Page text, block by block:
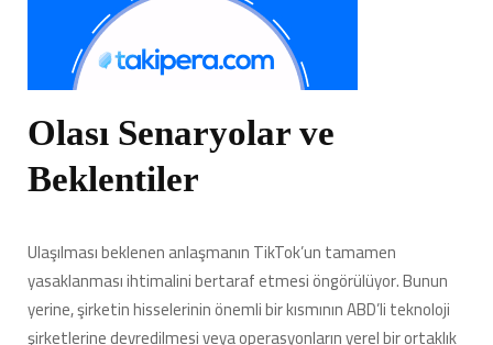
Olası Senaryolar ve
Beklentiler
Ulaşılması beklenen anlaşmanın TikTok’un tamamen
yasaklanması ihtimalini bertaraf etmesi öngörülüyor. Bunun
yerine, şirketin hisselerinin önemli bir kısmının ABD’li teknoloji
şirketlerine devredilmesi veya operasyonların yerel bir ortaklık